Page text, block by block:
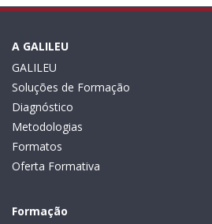
A GALILEU
GALILEU
Soluções de Formação
Diagnóstico
Metodologias
Formatos
Oferta Formativa
Formação